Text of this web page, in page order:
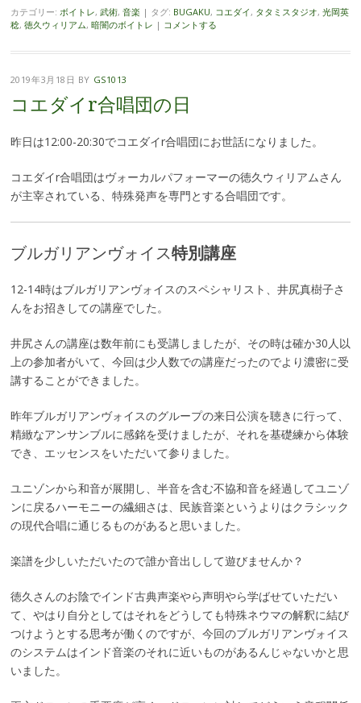
カテゴリー: ボイトレ, 武術, 音楽 | タグ: BUGAKU, コエダイ , タタミスタジオ, 光岡英
稔, 徳久ウィリアム, 暗闇のボイトレ | コメントする
2019年3月18日 BY GS1013
コエダイr合唱団の日
昨日は12:00-20:30でコエダイr合唱団にお世話になりました。
コエダイr合唱団はヴォーカルパフォーマーの徳久ウィリアムさん
が主宰されている、特殊発声を専門とする合唱団です。
ブルガリアンヴォイス特別講座
12-14時はブルガリアンヴォイスのスペシャリスト、井尻真樹子さ
んをお招きしての講座でした。
井尻さんの講座は数年前にも受講しましたが、その時は確か30人以
上の参加者がいて、今回は少人数での講座だったのでより濃密に受
講することができました。
昨年ブルガリアンヴォイスのグループの来日公演を聴きに行って、
精緻なアンサンブルに感銘を受けましたが、それを基礎練から体験
でき、エッセンスをいただいて参りました。
ユニゾンから和音が展開し、半音を含む不協和音を経過してユニゾ
ンに戻るハーモニーの繊細さは、民族音楽というよりはクラシック
の現代合唱に通じるものがあると思いました。
楽譜を少しいただいたので誰か音出しして遊びませんか？
徳久さんのお陰でインド古典声楽やら声明やら学ばせていただい
て、やはり自分としてはそれをどうしても特殊ネウマの解釈に結び
つけようとする思考が働くのですが、今回のブルガリアンヴォイス
のシステムはインド音楽のそれに近いものがあるんじゃないかと思
いました。